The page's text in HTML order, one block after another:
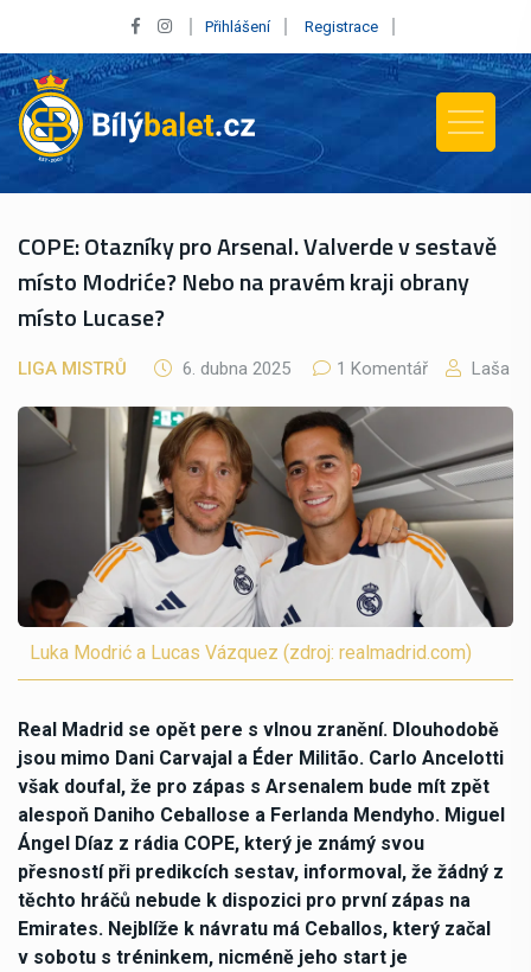
Přihlášení Registrace
COPE: Otazníky pro Arsenal. Valverde v sestavě
místo Modriće? Nebo na pravém kraji obrany
místo Lucase?
LIGA MISTRŮ 6. dubna 2025 1 Komentář Laša
Luka Modrić a Lucas Vázquez (zdroj: realmadrid.com)
Real Madrid se opět pere s vlnou zranění. Dlouhodobě
jsou mimo Dani Carvajal a Éder Militão. Carlo Ancelotti
však doufal, že pro zápas s Arsenalem bude mít zpět
alespoň Daniho Ceballose a Ferlanda Mendyho. Miguel
Ángel Díaz z rádia COPE, který je známý svou
přesností při predikcích sestav, informoval, že žádný z
těchto hráčů nebude k dispozici pro první zápas na
Emirates. Nejblíže k návratu má Ceballos, který začal
v sobotu s tréninkem, nicméně jeho start je